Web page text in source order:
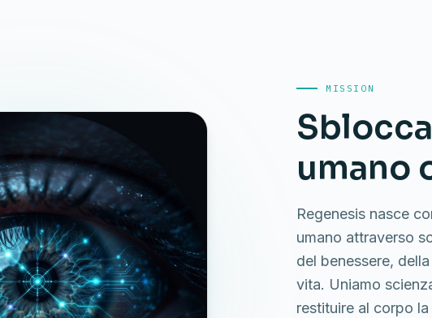
MISSION
umano
Regenesis nasce
umano attraverso
del benessere,
vita. Uniamo
restituire al corpo